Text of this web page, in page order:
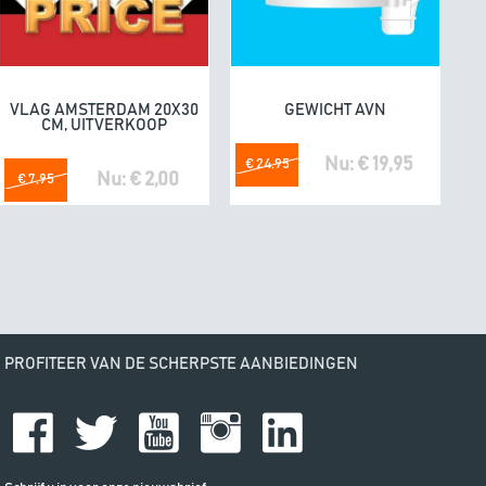
Fijne producten.
In winkelwagen
VLAG AMSTERDAM 20X30
CM, UITVERKOOP
€ 7,95 Nu: € 2,00
In winkelwagen
GEWICHT AVN
€ 24,95 Nu: € 19,95
PROFITEER VAN DE SCHERPSTE AANBIEDINGEN